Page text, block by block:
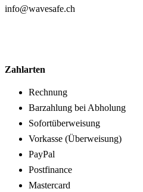
info@wavesafe.ch
Zahlarten
Rechnung
Barzahlung bei Abholung
Sofortüberweisung
Vorkasse (Überweisung)
PayPal
Postfinance
Mastercard